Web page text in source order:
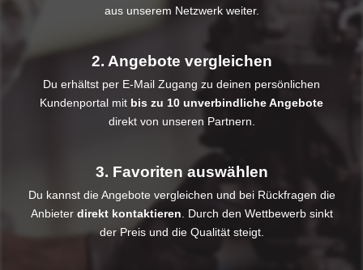
aus unserem Netzwerk weiter.
2. Angebote vergleichen
Du erhältst per E-Mail Zugang zu deinen persönlichen
Kundenportal mit bis zu 10 unverbindliche Angebote
direkt von unseren Partnern.
3. Favoriten auswählen
Du kannst die Angebote vergleichen und bei Rückfragen die
Anbieter direkt kontaktieren. Durch den Wettbewerb sinkt
der Preis und die Qualität steigt.​